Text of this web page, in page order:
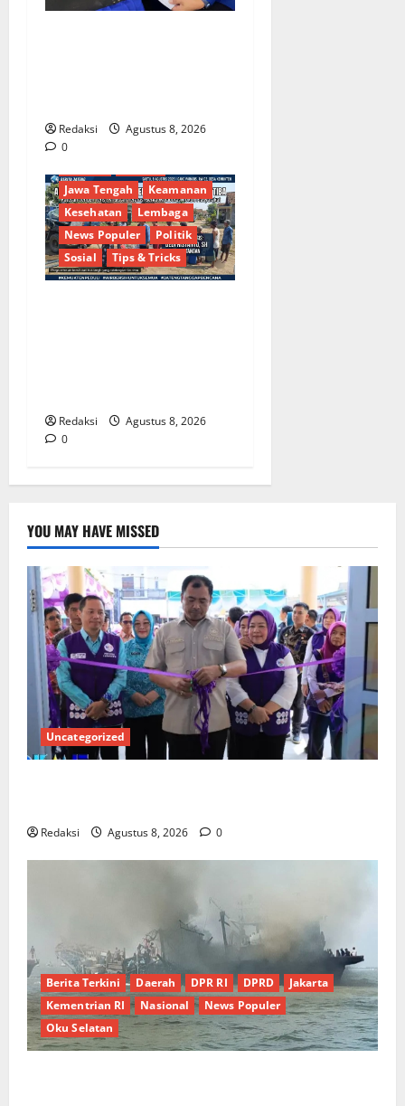
Redaksi
Agustus 8, 2026
0Berita Terkini
Jawa Tengah
Keamanan
Kesehatan
Lembaga
News Populer
Politik
Sosial
Tips & Tricks
Redaksi
Agustus 8, 2026
0
YOU MAY HAVE MISSED
Uncategorized
Redaksi Agustus 8, 2026 0
Berita Terkini Daerah DPR RI DPRD
Jakarta
Kementrian RI
Nasional
News Populer
Oku Selatan